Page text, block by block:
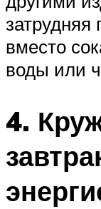
затрудняя
вместо
воды или
4.